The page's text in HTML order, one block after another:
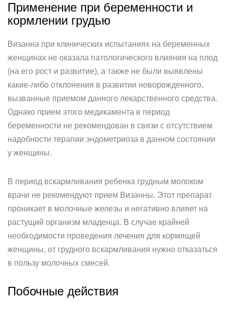
Применение при беременности и
кормлении грудью
Визанна при клинических испытаниях на беременных
женщинах не оказала патологического влияния на плод
(на его рост и развитие), а также не были выявлены
какие-либо отклонения в развитии новорожденного,
вызванные приемом данного лекарственного средства.
Однако прием этого медикамента в период
беременности не рекомендован в связи с отсутствием
надобности терапии эндометриоза в данном состоянии
у женщины.
В период вскармливания ребенка грудным молоком
врачи не рекомендуют прием Визанны. Этот препарат
проникает в молочные железы и негативно влияет на
растущий организм младенца. В случае крайней
необходимости проведения лечения для кормящей
женщины, от грудного вскармливания нужно отказаться
в пользу молочных смесей.
Побочные действия